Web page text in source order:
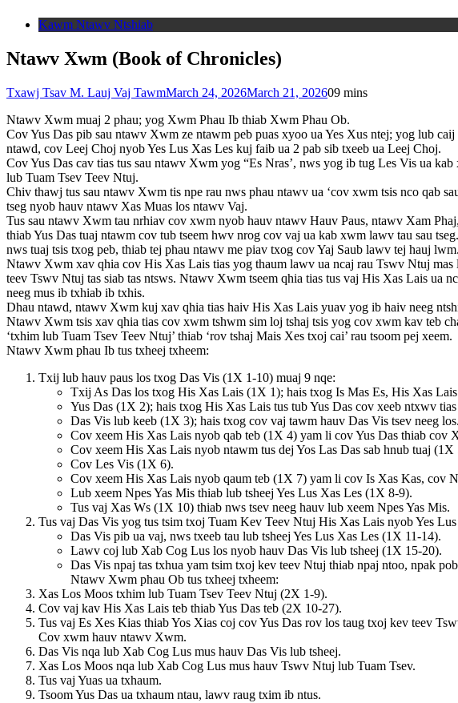
Kawm Ntawv Ntshiab
Ntawv Xwm (Book of Chronicles)
Txawj Tsav M. Lauj Vaj TawmMarch 24, 2026March 21, 202609 mins
Ntawv Xwm muaj 2 phau; yog Xwm Phau Ib thiab Xwm Phau Ob.
Cov Yus Das pib sau ntawv Xwm ze ntawm peb puas xyoo ua Yes Xus ntej; yog lub
ntawd, cov Leej Choj nyob Yes Lus Xas Les kuj faib ua 2 pab sib txeeb ua Leej Choj.
Cov Yus Das cav tias tus sau ntawv Xwm yog “Es Nras’, nws yog ib tug Les Vis ua
lub Tuam Tsev Teev Ntuj.
Chiv thawj tus sau ntawv Xwm tis npe rau nws phau ntawv ua ‘cov xwm tsis nco qab
tseg nyob hauv ntawv Xas Muas los ntawv Vaj.
Tus sau ntawv Xwm tau nrhiav cov xwm nyob hauv ntawv Hauv Paus, ntawv Xam
thiab Yus Das tuaj ntawm cov tub tseem hwv nrog cov vaj ua kab xwm lawv tau sau
nws tuaj tsis txog peb, thiab tej phau ntawv me piav txog cov Yaj Saub lawv tej hauj
Ntawv Xwm xav qhia cov His Xas Lais tias yog thaum lawv ua ncaj rau Tswv Ntuj
teev Tswv Ntuj tas siab tas ntsws. Ntawv Xwm tseem qhia tias tus vaj His Xas Lais
neeg mus ib txhiab ib txhis.
Dhau ntawd, ntawv Xwm kuj xav qhia tias haiv His Xas Lais yuav yog ib haiv neeg
Ntawv Xwm tsis xav qhia tias cov xwm tshwm sim loj tshaj tsis yog cov xwm kav teb
‘txhim lub Tuam Tsev Teev Ntuj’ thiab ‘rov tshaj Mais Xes txoj cai’ rau tsoom pej xeem.
Ntawv Xwm phau Ib tus txheej txheem:
Txij lub hauv paus los txog Das Vis (1X 1-10) muaj 9 nqe:
Txij As Das los txog His Xas Lais (1X 1); hais txog Is Mas Es, His Xas
Yus Das (1X 2); hais txog His Xas Lais tus tub Yus Das cov xeeb ntxwv
Das Vis lub keeb (1X 3); hais txog cov vaj tawm hauv Das Vis tsev neeg los.
Cov xeem His Xas Lais nyob qab teb (1X 4) yam li cov Yus Das thiab cov
Cov xeem His Xas Lais nyob ntawm tus dej Yos Las Das sab hnub tuaj
Cov Les Vis (1X 6).
Cov xeem His Xas Lais nyob qaum teb (1X 7) yam li cov Is Xas Kas, cov
Lub xeem Npes Yas Mis thiab lub tsheej Yes Lus Xas Les (1X 8-9).
Tus vaj Xas Ws (1X 10) thiab nws tsev neeg hauv lub xeem Npes Yas Mis.
Tus vaj Das Vis yog tus tsim txoj Tuam Kev Teev Ntuj His Xas Lais nyob Yes
Das Vis pib ua vaj, nws txeeb tau lub tsheej Yes Lus Xas Les (1X 11-14).
Lawv coj lub Xab Cog Lus los nyob hauv Das Vis lub tsheej (1X 15-20).
Das Vis npaj tas txhua yam tsim txoj kev teev Ntuj thiab npaj ntoo, npak
Ntawv Xwm phau Ob tus txheej txheem:
Xas Los Moos txhim lub Tuam Tsev Teev Ntuj (2X 1-9).
Cov vaj kav His Xas Lais teb thiab Yus Das teb (2X 10-27).
Tus vaj Es Xes Kias thiab Yos Xias coj cov Yus Das rov los taug txoj kev teev
Cov xwm hauv ntawv Xwm.
Das Vis nqa lub Xab Cog Lus mus hauv Das Vis lub tsheej.
Xas Los Moos nqa lub Xab Cog Lus mus hauv Tswv Ntuj lub Tuam Tsev.
Tus vaj Yuas ua txhaum.
Tsoom Yus Das ua txhaum ntau, lawv raug txim ib ntus.